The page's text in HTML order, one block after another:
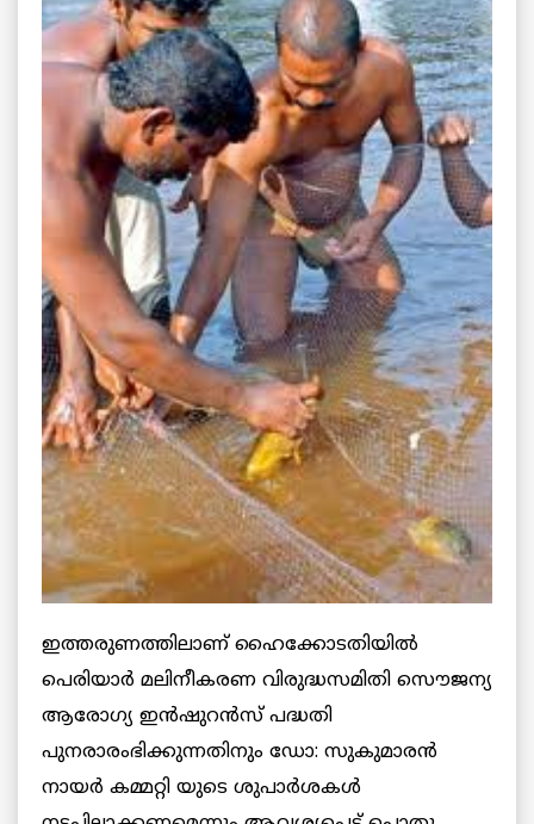
ഇത്തരുണത്തിലാണ് ഹൈക്കോടതിയില്‍
പെരിയാര്‍ മലിനീകരണ വിരുദ്ധസമിതി സൌജന്യ
ആരോഗ്യ ഇന്‍ഷുറന്‍സ് പദ്ധതി
പുനരാരംഭിക്കുന്നതിനും ഡോ: സുകുമാരന്‍
നായര്‍ കമ്മറ്റി യുടെ ശുപാര്‍ശകള്‍